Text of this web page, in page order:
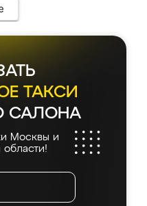
ТАКСИ
САЛОНА
Москвы и
области!